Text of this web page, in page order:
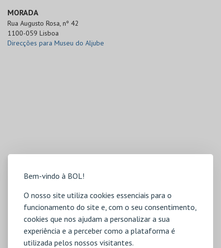
Bem-vindo à BOL!
O nosso site utiliza cookies essenciais para o
funcionamento do site e, com o seu consentimento,
cookies que nos ajudam a personalizar a sua
experiência e a perceber como a plataforma é
utilizada pelos nossos visitantes.
MORADA
Rua Augusto Rosa, nº 42
1100-059 Lisboa
Direcções para Museu do Aljube